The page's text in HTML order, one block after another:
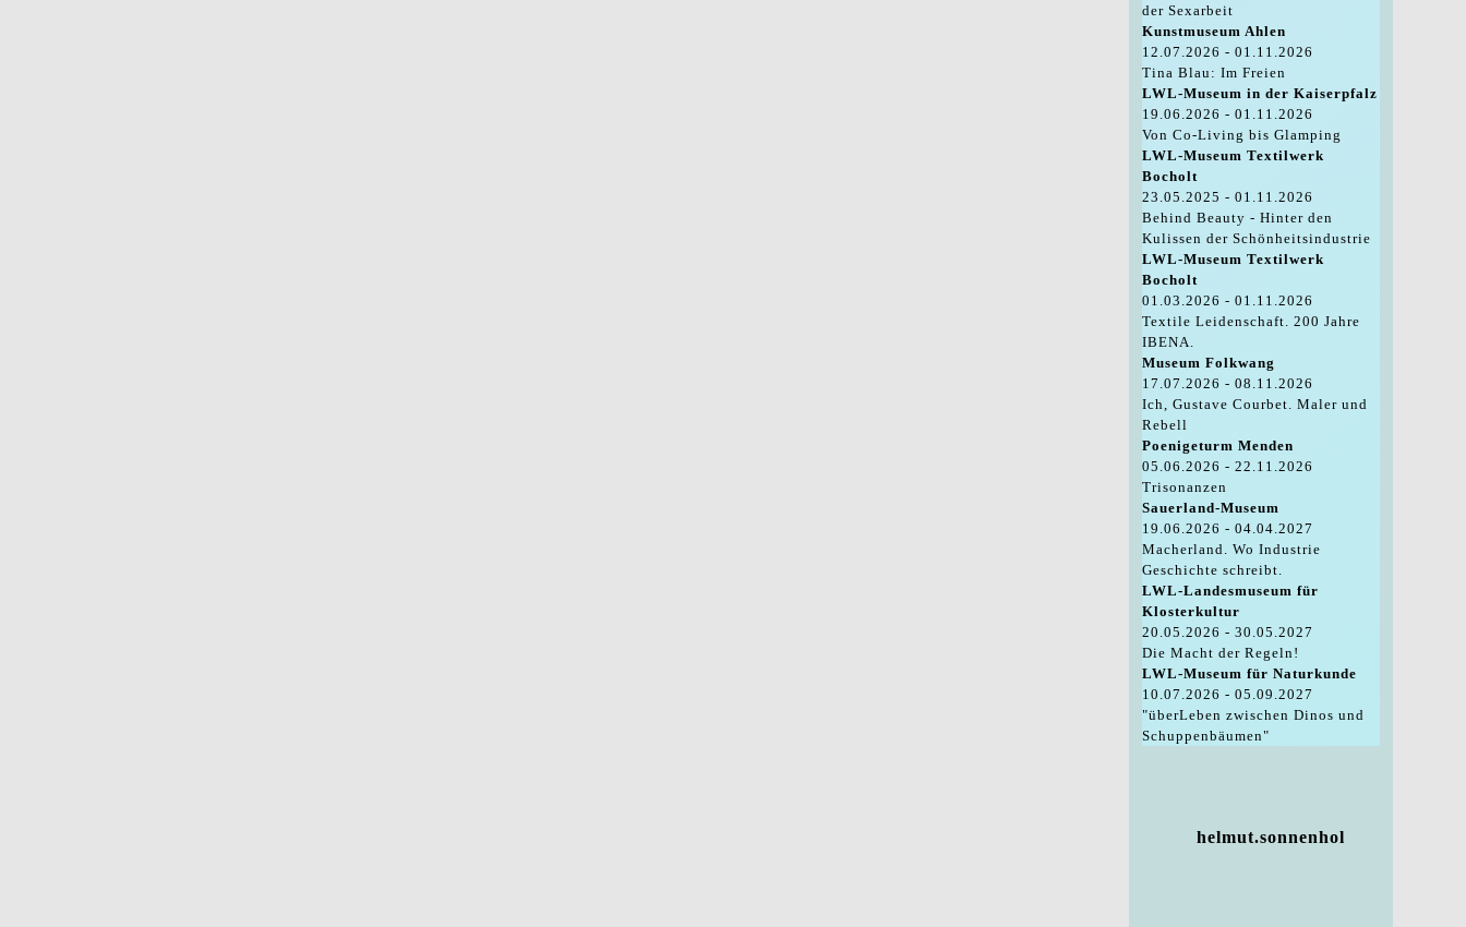
der Sexarbeit
Kunstmuseum Ahlen
12.07.2026 - 01.11.2026
Tina Blau: Im Freien
LWL-Museum in der Kaiserpfalz
19.06.2026 - 01.11.2026
Von Co-Living bis Glamping
LWL-Museum Textilwerk
Bocholt
23.05.2025 - 01.11.2026
Behind Beauty - Hinter den
Kulissen der Schönheitsindustrie
LWL-Museum Textilwerk
Bocholt
01.03.2026 - 01.11.2026
Textile Leidenschaft. 200 Jahre
IBENA.
Museum Folkwang
17.07.2026 - 08.11.2026
Ich, Gustave Courbet. Maler und
Rebell
Poenigeturm Menden
05.06.2026 - 22.11.2026
Trisonanzen
Sauerland-Museum
19.06.2026 - 04.04.2027
Macherland. Wo Industrie
Geschichte schreibt.
LWL-Landesmuseum für
Klosterkultur
20.05.2026 - 30.05.2027
Die Macht der Regeln!
LWL-Museum für Naturkunde
10.07.2026 - 05.09.2027
"überLeben zwischen Dinos und
Schuppenbäumen"
helmut.sonnenhol